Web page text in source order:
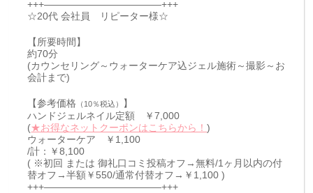
+++————————————+++
☆20代 会社員 リピーター様☆
【所要時間】
約70分
(カウンセリング～ウォーターケア込ジェル施術～撮影～お
会計まで)
【参考価格 （10％税込）
】
ハンドジェルネイル定額 ￥7,000
(★お得なネットクーポンはこちらから！)
ウォーターケア ￥1,100
/計：￥8,100
( ※初回 または 御礼口コミ投稿オフ→無料/1ヶ月以内の付
替オフ→半額￥550/通常付替オフ→￥1,100 )
+++————————————+++